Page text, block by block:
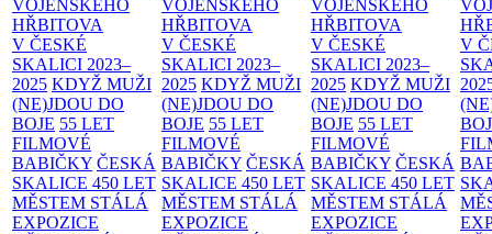
VOJENSKÉHO
HŘBITOVA
V ČESKÉ
SKALICI 2023–
2025 KDYŽ MUŽI
(NE)JDOU DO
BOJE 55 LET
FILMOVÉ
BABIČKY ČESKÁ
SKALICE 450 LET
MĚSTEM STÁLÁ
EXPOZICE
VOJENSKÉHO
HŘBITOVA
V ČESKÉ
SKALICI 2023–
2025 KDYŽ MUŽI
(NE)JDOU DO
BOJE 55 LET
FILMOVÉ
BABIČKY ČESKÁ
SKALICE 450 LET
MĚSTEM STÁLÁ
EXPOZICE
VOJENSKÉHO
HŘBITOVA
V ČESKÉ
SKALICI 2023–
2025 KDYŽ MUŽI
(NE)JDOU DO
BOJE 55 LET
FILMOVÉ
BABIČKY ČESKÁ
SKALICE 450 LET
MĚSTEM STÁLÁ
EXPOZICE
V